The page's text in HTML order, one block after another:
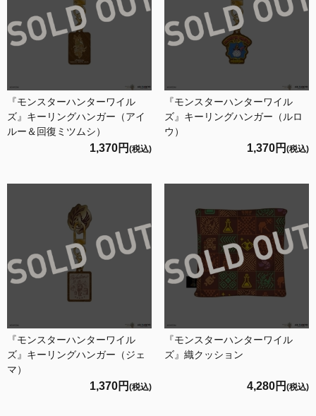
『モンスターハンターワイル
ズ』キーリングハンガー（アイ
ルー＆回復ミツムシ）
1,370円 (税込)
『モンスターハンターワイル
ズ』キーリングハンガー（ルロ
ウ）
1,370円 (税込)
『モンスターハンターワイル
ズ』キーリングハンガー（ジェ
マ）
1,370円 (税込)
『モンスターハンターワイル
ズ』織クッション
4,280円 (税込)